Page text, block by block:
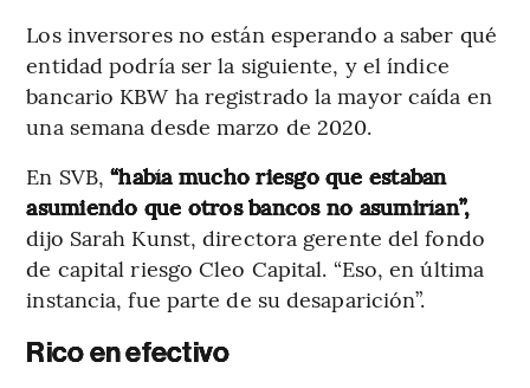
Los inversores no están esperando a saber qué
entidad podría ser la siguiente, y el índice
bancario KBW ha registrado la mayor caída en
una semana desde marzo de 2020.
En SVB,“había mucho riesgo que estaban
asumiendo que otros bancos no asumirían”,
dijo Sarah Kunst, directora gerente del fondo
de capital riesgo Cleo Capital. “Eso, en última
instancia, fue parte de su desaparición”.
Rico en efectivo